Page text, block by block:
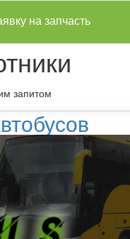
на запчасть
запитом